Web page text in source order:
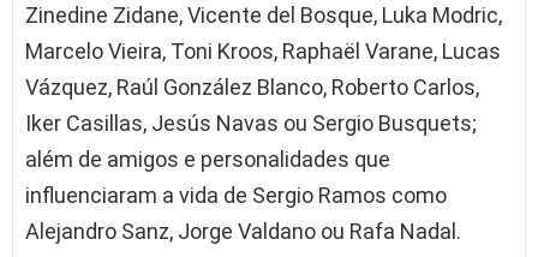
Zinedine Zidane, Vicente del Bosque, Luka Modric,
Marcelo Vieira, Toni Kroos, Raphaël Varane, Lucas
Vázquez, Raúl González Blanco, Roberto Carlos,
Iker Casillas, Jesús Navas ou Sergio Busquets;
além de amigos e personalidades que
influenciaram a vida de Sergio Ramos como
Alejandro Sanz, Jorge Valdano ou Rafa Nadal.